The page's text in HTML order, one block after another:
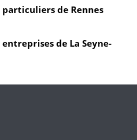
de Rennes
de La Seyne-